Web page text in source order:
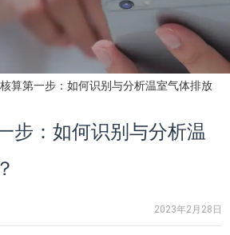
算第一步：如何识别与分析温室气体排放
步：如何识别与分析温
2023年2月28日